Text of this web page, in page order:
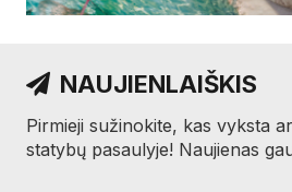
NAUJIENLAIŠKIS
Pirmieji sužinokite, kas vyksta
statybų pasaulyje! Naujienas